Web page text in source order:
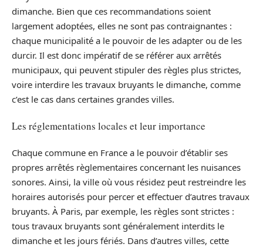
dimanche. Bien que ces recommandations soient
largement adoptées, elles ne sont pas contraignantes :
chaque municipalité a le pouvoir de les adapter ou de les
durcir. Il est donc impératif de se référer aux arrêtés
municipaux, qui peuvent stipuler des règles plus strictes,
voire interdire les travaux bruyants le dimanche, comme
c’est le cas dans certaines grandes villes.
Les réglementations locales et leur importance
Chaque commune en France a le pouvoir d’établir ses
propres arrêtés règlementaires concernant les nuisances
sonores. Ainsi, la ville où vous résidez peut restreindre les
horaires autorisés pour percer et effectuer d’autres travaux
bruyants. À Paris, par exemple, les règles sont strictes :
tous travaux bruyants sont généralement interdits le
dimanche et les jours fériés. Dans d’autres villes, cette